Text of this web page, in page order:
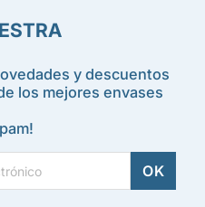
y descuentos
los mejores envases